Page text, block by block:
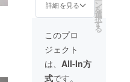
ざいま
込） ※
料込み
ご注文
状況、
使用部
用スト
ラップ×
価格 [本
体価格
20%OF
F：
6,142円
（税
詳細を見る ン
を
選
択
す
る
このプロ
ジェクト
は、 All-In方
式です。